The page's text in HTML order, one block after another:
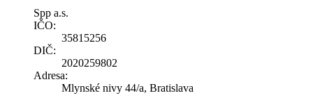
Spp a.s.
IČO:
35815256
DIČ:
2020259802
Adresa:
Mlynské nivy 44/a, Bratislava